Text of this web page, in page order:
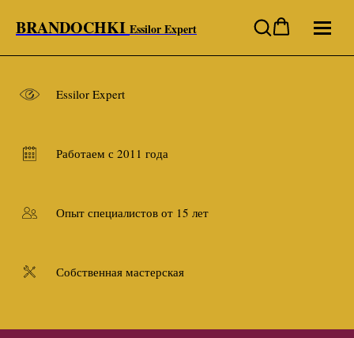
BRANDOCHKI Essilor Expert
Essilor Expert
Работаем с 2011 года
Опыт специалистов от 15 лет
Собственная мастерская